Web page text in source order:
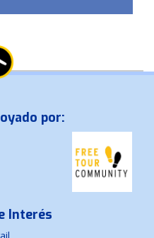
por:
Interés